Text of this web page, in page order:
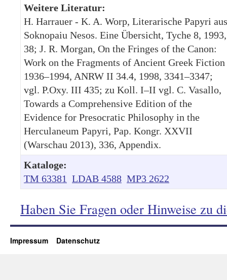
Weitere Literatur:
H. Harrauer - K. A. Worp, Literarische Papyri aus
Soknopaiu Nesos. Eine Übersicht, Tyche 8, 1993,
38; J. R. Morgan, On the Fringes of the Canon:
Work on the Fragments of Ancient Greek Fiction
1936–1994, ANRW II 34.4, 1998, 3341–3347;
vgl. P.Oxy. III 435; zu Koll. I–II vgl. C. Vasallo,
Towards a Comprehensive Edition of the
Evidence for Presocratic Philosophy in the
Herculaneum Papyri, Pap. Kongr. XXVII
(Warschau 2013), 336, Appendix.
Kataloge:
TM 63381 LDAB 4588 MP3 2622
Haben Sie Fragen oder Hinweise zu
Impressum Datenschutz